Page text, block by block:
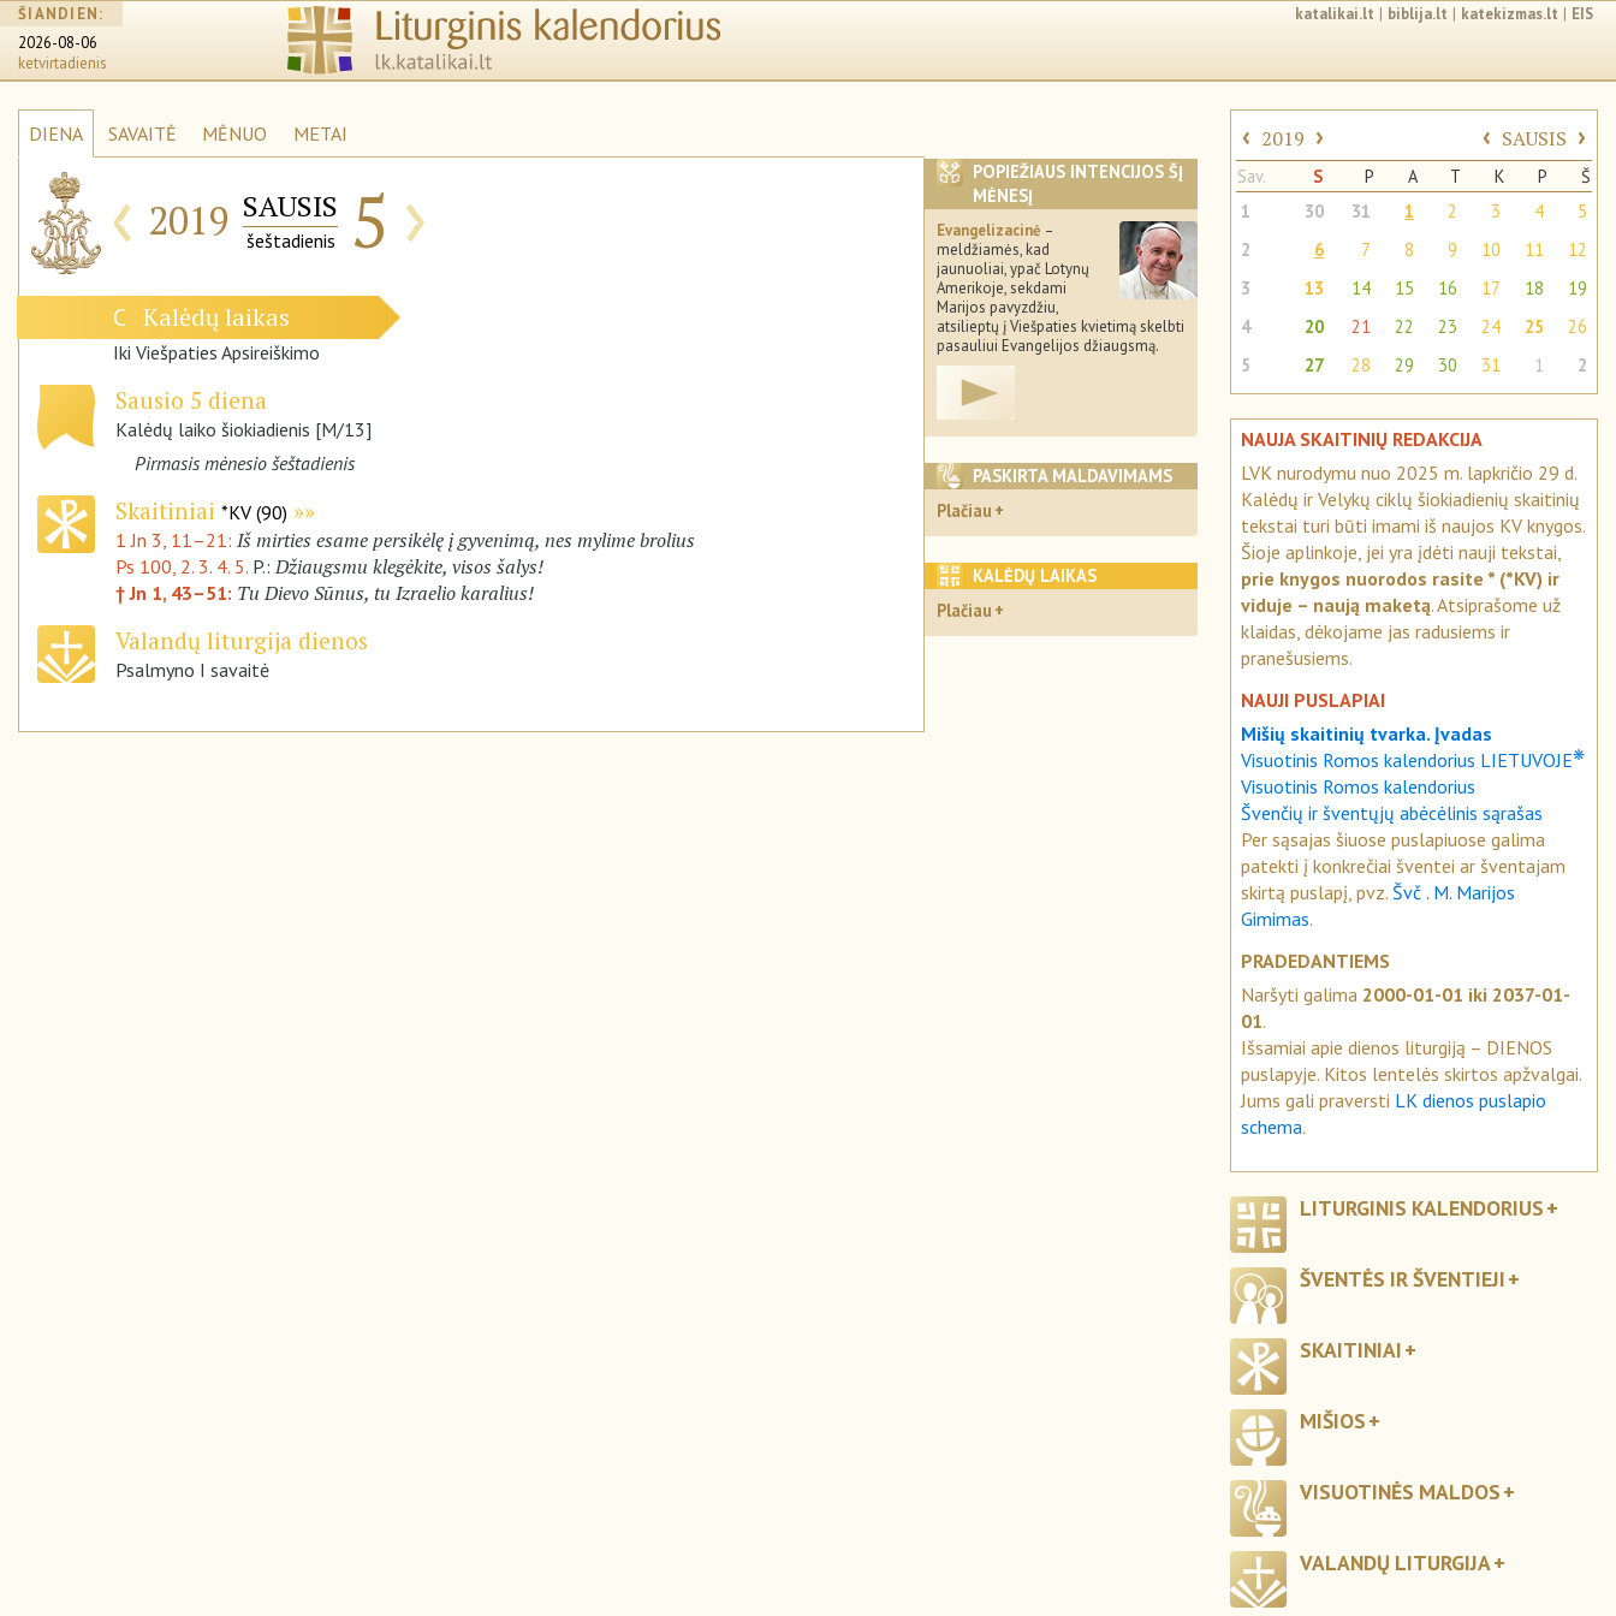
ŠIANDIEN:
2026-08-06
ketvirtadienis
katalikai.lt | biblija.lt | katekizmas.lt | EIS
DIENA SAVAITĖ MĖNUO METAI
‹ 2019 SAUSIS
šeštadienis 5 ›
C Kalėdų laikas
Iki Viešpaties Apsireiškimo
Sausio 5 diena
Kalėdų laiko šiokiadienis [M/13]
Pirmasis mėnesio šeštadienis
Skaitiniai *KV (90)
1 Jn 3, 11–21: Iš mirties esame persikėlę į gyvenimą, nes mylime brolius
Ps 100, 2. 3. 4. 5. P.: Džiaugsmu klegėkite, visos šalys!
† Jn 1, 43–51: Tu Dievo Sūnus, tu Izraelio karalius!
Valandų liturgija dienos
Psalmyno I savaitė
POPIEŽIAUS INTENCIJOS ŠĮ
MĖNESĮ
Evangelizacinė –
meldžiamės, kad
jaunuoliai, ypač Lotynų
Amerikoje, sekdami
Marijos pavyzdžiu,
atsilieptų į Viešpaties kvietimą skelbti
pasauliui Evangelijos džiaugsmą.
PASKIRTA MALDAVIMAMS
Plačiau
KALĖDŲ LAIKAS
Plačiau
‹ 2019 › ‹ SAUSIS ›
Sav. S P A T K P
Š
1
30 31 1 2 3 4
5
2
6 7 8 9 10 11
12
3
13 14 15 16 17 18
19
4
20 21 22 23 24 25
26
5
27 28 29 30 31 1 2
NAUJA SKAITINIŲ REDAKCIJA
LVK nurodymu nuo 2025 m. lapkričio 29 d.
Kalėdų ir Velykų ciklų šiokiadienių skaitinių
tekstai turi būti imami iš naujos KV knygos.
Šioje aplinkoje, jei yra įdėti nauji tekstai,
prie knygos nuorodos rasite * (*KV) ir
viduje – naują maketą. Atsiprašome už
klaidas, dėkojame jas radusiems ir
pranešusiems.
NAUJI PUSLAPIAI
Mišių skaitinių tvarka. Įvadas
Visuotinis Romos kalendorius LIETUVOJE❋
Visuotinis Romos kalendorius
Švenčių ir šventųjų abėcėlinis sąrašas
Per sąsajas šiuose puslapiuose galima
patekti į konkrečiai šventei ar šventajam
skirtą puslapį, pvz. Švč . M. Marijos
Gimimas.
PRADEDANTIEMS
Naršyti galima 2000-01-01 iki 2037-01-
01.
Išsamiai apie dienos liturgiją – DIENOS
puslapyje. Kitos lentelės skirtos apžvalgai.
Jums gali praversti LK dienos puslapio
schema.
LITURGINIS KALENDORIUS
ŠVENTĖS IR ŠVENTIEJI
SKAITINIAI
MIŠIOS
VISUOTINĖS MALDOS
VALANDŲ LITURGIJA